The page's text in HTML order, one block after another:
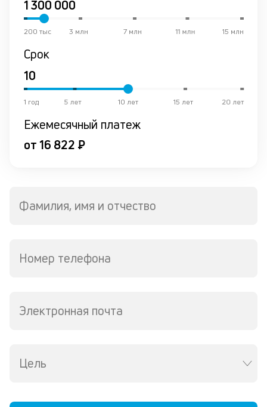
15 млн
11 млн
7 млн
3 млн
200 тыс
Срок
20 лет
15 лет
10 лет
5 лет
1 год
Ежемесячный платеж
от 16 822 ₽
Фамилия, имя и отчество
Номер телефона
Электронная почта
Цель